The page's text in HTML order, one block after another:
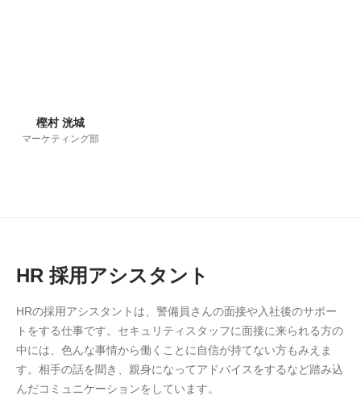
樫村 洸城
マーケティング部
HR 採用アシスタント
HRの採用アシスタントは、警備員さんの面接や入社後のサポー
トをする仕事です。セキュリティスタッフに面接に来られる方の
中には、色んな事情から働くことに自信が持てない方もみえま
す。相手の話を聞き、親身になってアドバイスをするなど踏み込
んだコミュニケーションをしています。